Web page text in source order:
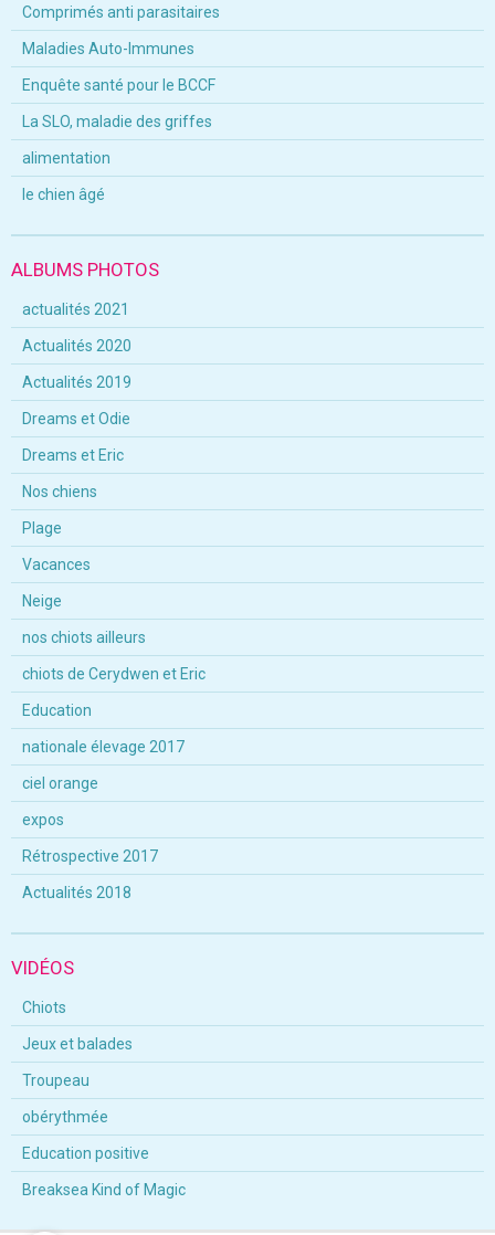
Comprimés anti parasitaires
Maladies Auto-Immunes
Enquête santé pour le BCCF
La SLO, maladie des griffes
alimentation
le chien âgé
ALBUMS PHOTOS
actualités 2021
Actualités 2020
Actualités 2019
Dreams et Odie
Dreams et Eric
Nos chiens
Plage
Vacances
Neige
nos chiots ailleurs
chiots de Cerydwen et Eric
Education
nationale élevage 2017
ciel orange
expos
Rétrospective 2017
Actualités 2018
VIDÉOS
Chiots
Jeux et balades
Troupeau
obérythmée
Education positive
Breaksea Kind of Magic